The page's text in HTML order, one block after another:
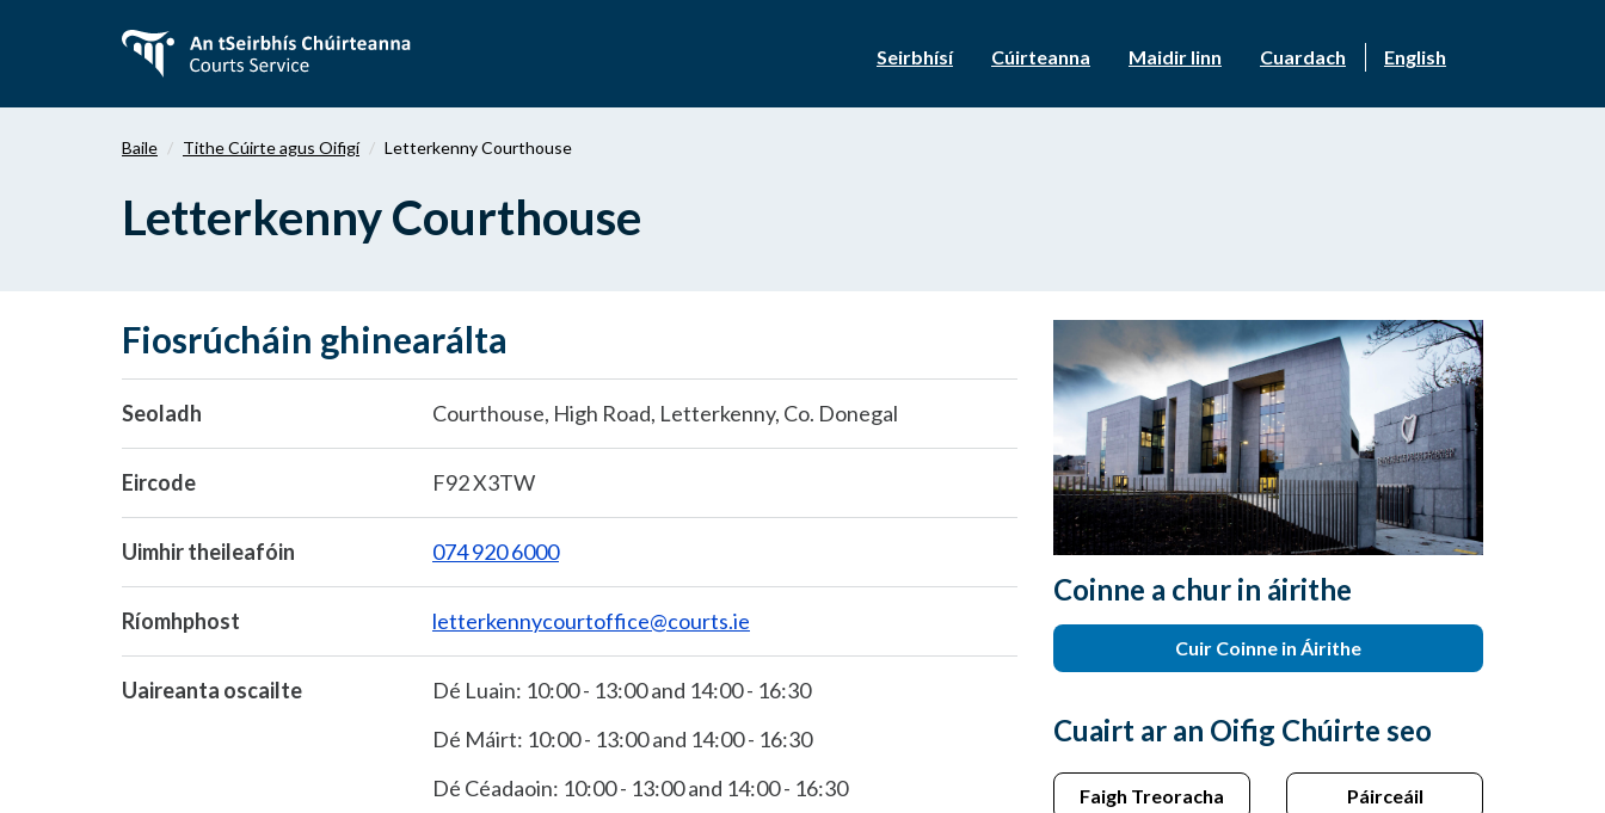
chuig
bpríomhábhar
Seirbhísí Cúirteanna Maidir linn Cuardach English
Baile Tithe Cúirte agus Oifigí Letterkenny Courthouse
Letterkenny Courthouse
Fiosrúcháin ghinearálta
Seoladh Courthouse, High Road, Letterkenny, Co. Donegal
Eircode F92 X3TW
Uimhir theileafóin 074 920 6000
Ríomhphost letterkennycourtoffice@courts.ie
Uaireanta oscailte
Dé Luain: 10:00 - 13:00 and 14:00 - 16:30
Dé Máirt: 10:00 - 13:00 and 14:00 - 16:30
Dé Céadaoin: 10:00 - 13:00 and 14:00 - 16:30
Coinne a chur in áirithe
Cuir Coinne in Áirithe
Cuairt ar an Oifig Chúirte seo
Faigh Treoracha Páirceáil